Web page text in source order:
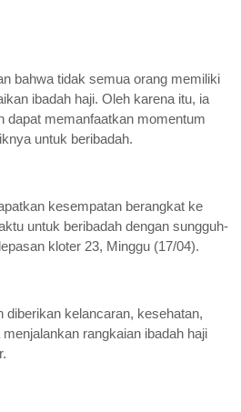
bahwa tidak semua orang memiliki
ibadah haji. Oleh karena itu, ia
dapat memanfaatkan momentum
untuk beribadah.
kesempatan berangkat ke
untuk beribadah dengan sungguh-
kloter 23, Minggu (17/04).
diberikan kelancaran, kesehatan,
rangkaian ibadah haji